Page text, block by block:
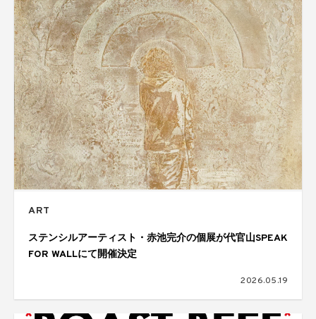
ART
ステンシルアーティスト・赤池完介の個展が代官山SPEAK
FOR WALLにて開催決定
2026.05.19